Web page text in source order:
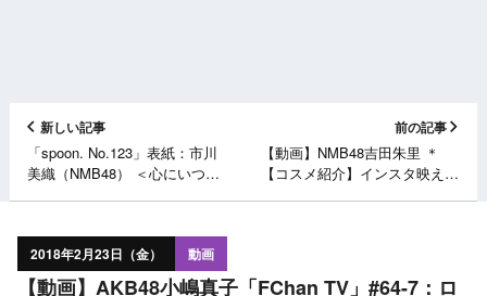
新しい記事
「spoon. No.123」表紙：市川
美織（NMB48） ＜心にいつも
前の記事
【動画】NMB48吉田朱里 ＊
【コスメ紹介】インスタ映え♡
2018年2月23日（金） 動画
【動画】AKB48小嶋真子「FChan TV」#64-7：ロ